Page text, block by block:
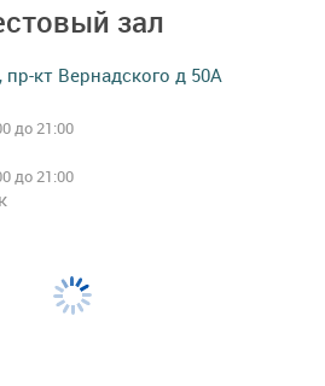
зал
кт Вернадского д 50А
до 21:00
до 21:00